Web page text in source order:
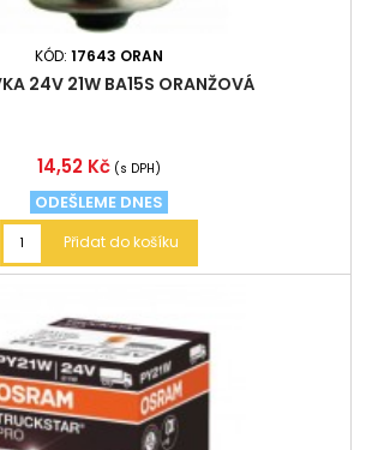
KÓD: 17643 ORAN
24V 21W BA15S ORANŽOVÁ
Cena
14,52 Kč (s DPH)
ODEŠLEME DNES
Přidat do košíku